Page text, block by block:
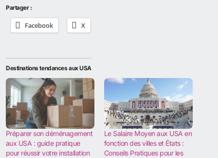
Partager :
Facebook X
Destinations tendances aux USA
Préparer son déménagement
aux USA : guide pratique
pour réussir votre installation
Le Salaire Moyen aux USA en
fonction des villes et États :
Conseils Pratiques pour les